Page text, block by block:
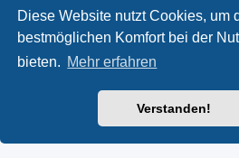
Diese Website nutzt Cookies, um
bestmöglichen Komfort bei der
bieten. Mehr erfahren
Verstanden!